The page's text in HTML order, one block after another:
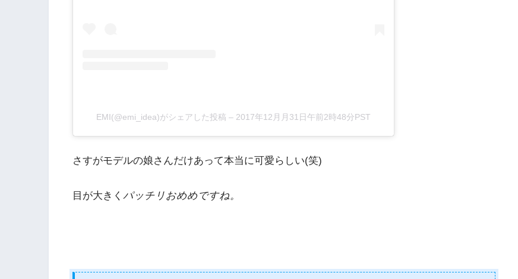
EMI(@emi_idea)がシェアした投稿 – 2017年12月月31日午前2時48分PST
さすがモデルの娘さんだけあって本当に可愛らしい(笑)
目が大きく パッチリおめめですね。